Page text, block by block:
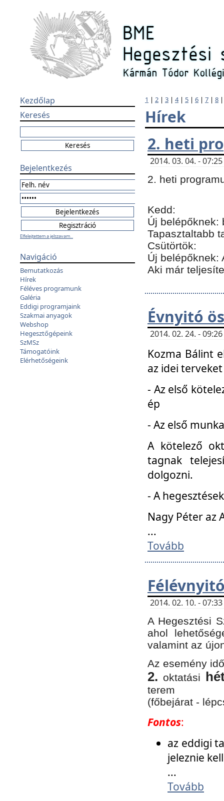
Kezdőlap
Keresés
Bejelentkezés
Elfelejtettem a jelszavam...
Navigáció
Bemutatkozás
Hírek
Féléves programunk
Galéria
Eddigi programjaink
Szakmai anyagok
Webshop
Hegesztőgépeink
SzMSz
Támogatóink
Elérhetőségeink
1 | 2 | 3 | 4| 5 | 6 | 7 | 8
Hírek
2. heti
2014. 03. 04. -
2. heti
Kedd:
Új belépőknek:
Tapasztaltabb
Csütörtök:
Új belépőknek:
Aki már
Évnyitó
2014. 02. 24. -
Kozma Bálint
az idei
- Az első
ép
- Az első
A kötelező
tagnak
dolgozni.
- A
Nagy Péter az
...
Tovább
2014. 02. 10. -
A Hegesztési
ahol
valamint az
Az esemény
2. oktatási
terem
(főbejárat -
Fontos:
az eddigi
jeleznie
...
Tovább